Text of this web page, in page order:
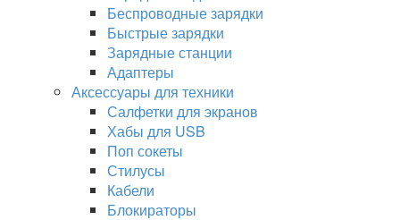
Беспроводные зарядки
Быстрые зарядки
Зарядные станции
Адаптеры
Аксессуары для техники
Салфетки для экранов
Хабы для USB
Поп сокеты
Стилусы
Кабели
Блокираторы